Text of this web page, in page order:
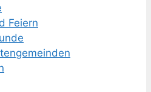
Feiern